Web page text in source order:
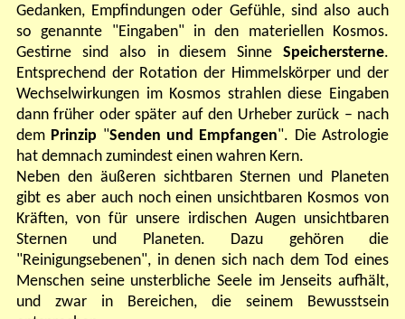
Gedanken, Empfindungen oder Gefühle, sind also auch
so genannte "Eingaben" in den materiellen Kosmos.
Gestirne sind also in diesem Sinne Speichersterne.
Entsprechend der Rotation der Himmelskörper und der
Wechselwirkungen im Kosmos strahlen diese Eingaben
dann früher oder später auf den Urheber zurück – nach
dem Prinzip "Senden und Empfangen". Die Astrologie
hat demnach zumindest einen wahren Kern.
Neben den äußeren sichtbaren Sternen und Planeten
gibt es aber auch noch einen unsichtbaren Kosmos von
Kräften, von für unsere irdischen Augen unsichtbaren
Sternen und Planeten. Dazu gehören die
"Reinigungsebenen", in denen sich nach dem Tod eines
Menschen seine unsterbliche Seele im Jenseits aufhält,
und zwar in Bereichen, die seinem Bewusstsein